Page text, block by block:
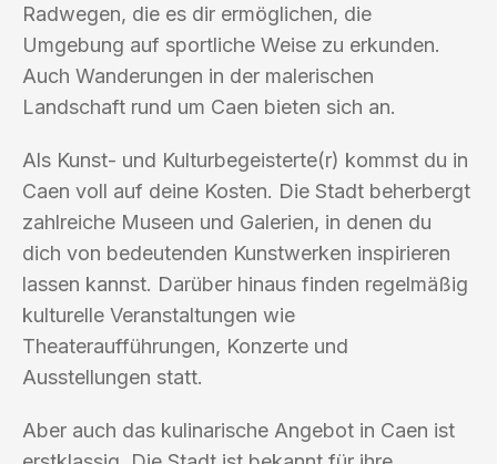
Radwegen, die es dir ermöglichen, die
Umgebung auf sportliche Weise zu erkunden.
Auch Wanderungen in der malerischen
Landschaft rund um Caen bieten sich an.
Als Kunst- und Kulturbegeisterte(r) kommst du in
Caen voll auf deine Kosten. Die Stadt beherbergt
zahlreiche Museen und Galerien, in denen du
dich von bedeutenden Kunstwerken inspirieren
lassen kannst. Darüber hinaus finden regelmäßig
kulturelle Veranstaltungen wie
Theateraufführungen, Konzerte und
Ausstellungen statt.
Aber auch das kulinarische Angebot in Caen ist